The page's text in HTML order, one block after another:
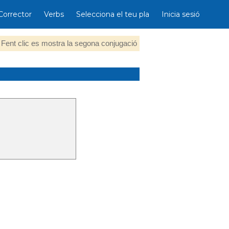
Verbs Selecciona el teu pla Inicia sesió
Fent clic es mostra la segona conjugació